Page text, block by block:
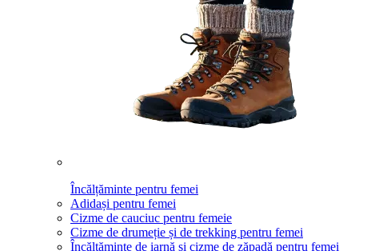
Încălțăminte pentru femei
Adidași pentru femei
Cizme de cauciuc pentru femeie
Cizme de drumeție și de trekking pentru femei
Încălțăminte de iarnă și cizme de zăpadă pentru femei